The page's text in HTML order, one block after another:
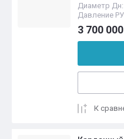
Диаметр
Давление
3 700 000
К